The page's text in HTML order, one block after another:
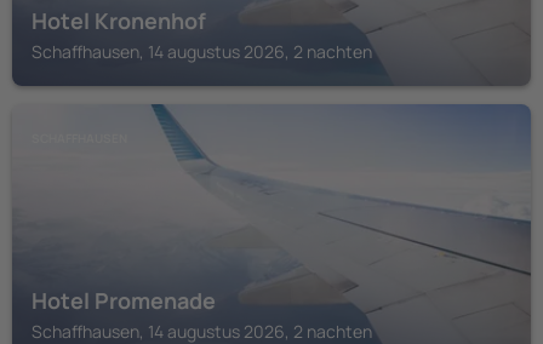
Hotel Kronenhof
Schaffhausen, 14 augustus 2026, 2 nachten
Hotel Promenade
Schaffhausen, 14 augustus 2026, 2 nachten